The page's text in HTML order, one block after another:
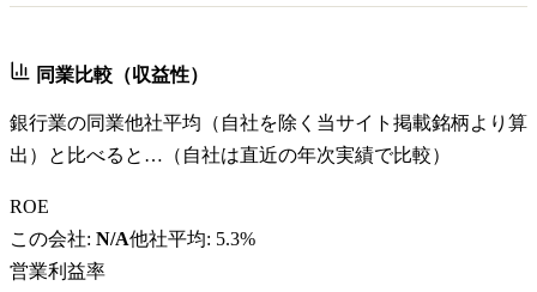
同業比較（収益性）
銀行業の同業他社平均（自社を除く当サイト掲載銘柄より算
出）と比べると…（自社は直近の年次実績で比較）
ROE
この会社: N/A他社平均: 5.3%
営業利益率